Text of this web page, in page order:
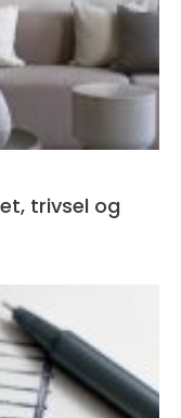
trivsel og